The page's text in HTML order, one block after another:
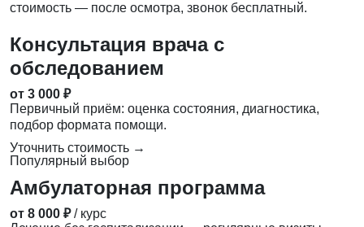
стоимость — после осмотра, звонок бесплатный.
Консультация врача с
обследованием
от 3 000 ₽
Первичный приём: оценка состояния, диагностика,
подбор формата помощи.
Уточнить стоимость →
Популярный выбор
Амбулаторная программа
от 8 000 ₽ / курс